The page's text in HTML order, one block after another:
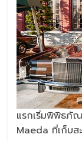
แรกเริ่มพิพิธภั
Maeda ที่เก็บ